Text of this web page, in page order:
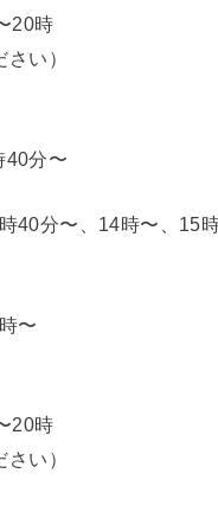
20時
い）
40分〜
40分〜、14時〜、15
〜
20時
い）